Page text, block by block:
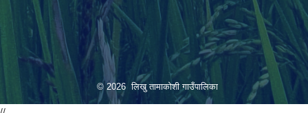
© 2026 लिखु तामाकोशी गाउँपालिका